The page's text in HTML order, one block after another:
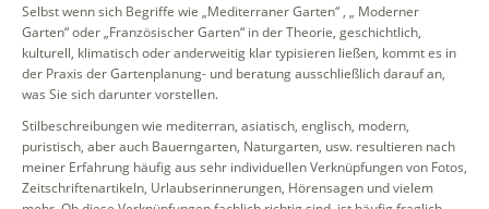
Selbst wenn sich Begriffe wie „Mediterraner Garten“ , „ Moderner
Garten“ oder „Französischer Garten“ in der Theorie, geschichtlich,
kulturell, klimatisch oder anderweitig klar typisieren ließen, kommt es in
der Praxis der Gartenplanung- und beratung ausschließlich darauf an,
was Sie sich darunter vorstellen.
Stilbeschreibungen wie mediterran, asiatisch, englisch, modern,
puristisch, aber auch Bauerngarten, Naturgarten, usw. resultieren nach
meiner Erfahrung häufig aus sehr individuellen Verknüpfungen von Fotos,
Zeitschriftenartikeln, Urlaubserinnerungen, Hörensagen und vielem